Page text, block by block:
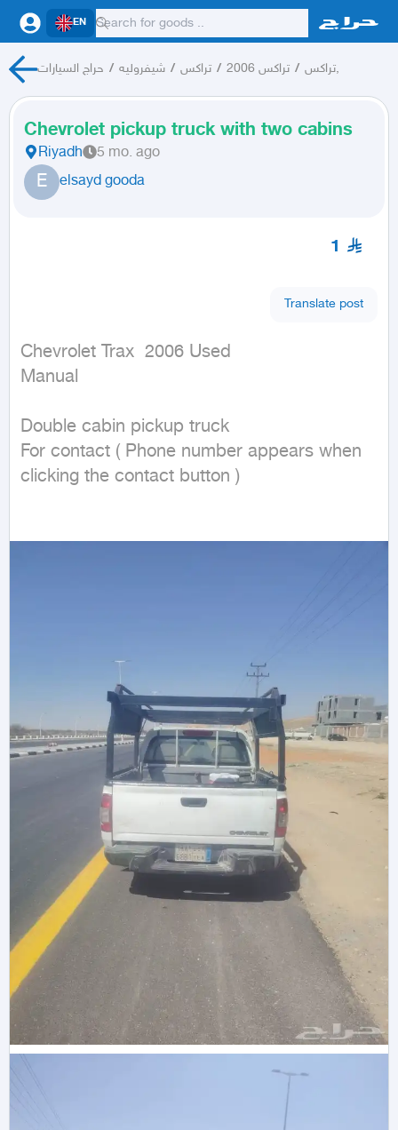
EN
حراج السيارات / شيفروليه / تراكس / تراكس 2006 / تراكس,
Chevrolet pickup truck with two cabins
Riyadh 5 mo. ago
E elsayd gooda
1
Translate post
Chevrolet Trax  2006 Used
Manual
Double cabin pickup truck
For contact ( Phone number appears when
clicking the contact button )